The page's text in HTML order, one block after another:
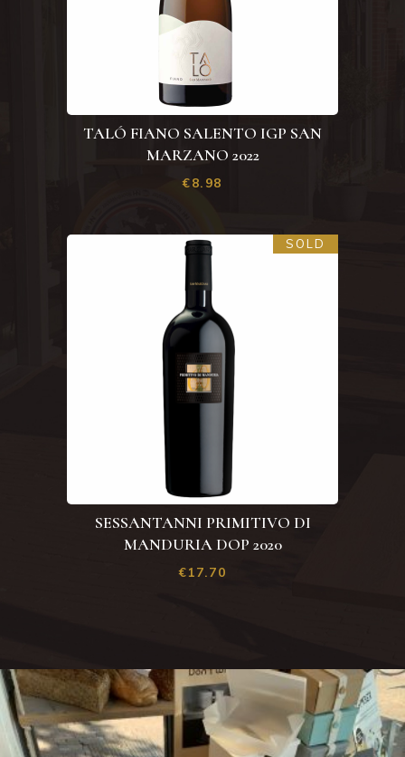
TALÓ FIANO SALENTO IGP SAN
MARZANO 2022
€8.98
SOLD
SESSANTANNI PRIMITIVO DI
MANDURIA DOP 2020
€17.70